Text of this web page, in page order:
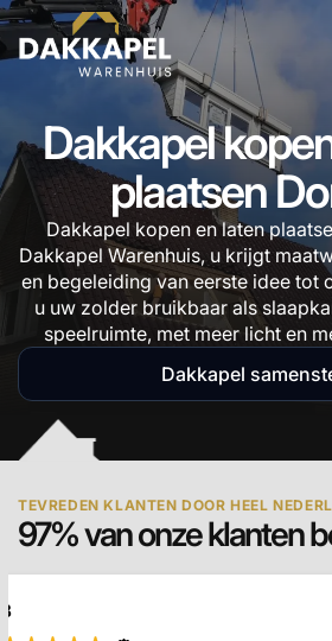
Dakkapel
plaatsen
Dakkapel kopen en laten
Dakkapel Warenhuis, u krijgt
en begeleiding van eerste idee tot
u uw zolder bruikbaar als
speelruimte, met meer licht en
Dakkapel
TEVREDEN KLANTEN DOOR HEEL
97% van onze klanten